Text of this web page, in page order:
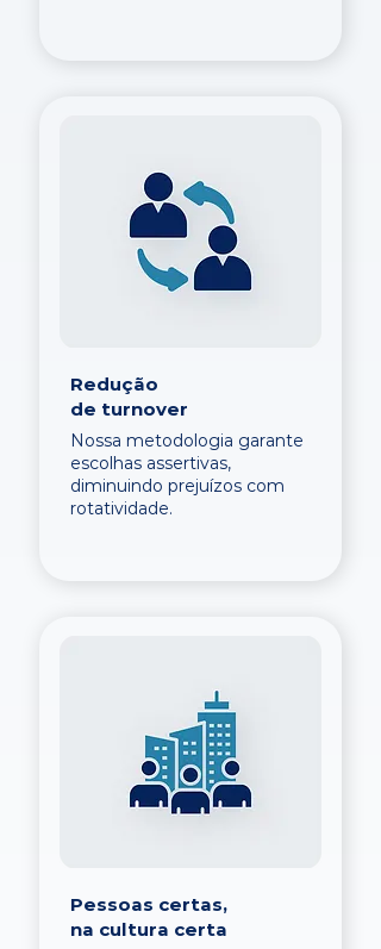
Redução
de turnover
Nossa metodologia garante
escolhas assertivas,
diminuindo prejuízos com
rotatividade.
Pessoas certas,
na cultura certa